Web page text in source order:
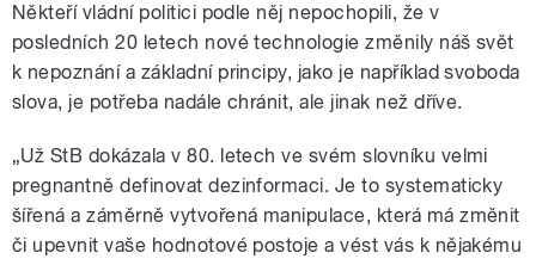
Někteří vládní politici podle něj nepochopili, že v
posledních 20 letech nové technologie změnily náš svět
k nepoznání a základní principy, jako je například svoboda
slova, je potřeba nadále chránit, ale jinak než dříve.
„Už StB dokázala v 80. letech ve svém slovníku velmi
pregnantně definovat dezinformaci. Je to systematicky
šířená a záměrně vytvořená manipulace, která má změnit
či upevnit vaše hodnotové postoje a vést vás k nějakému